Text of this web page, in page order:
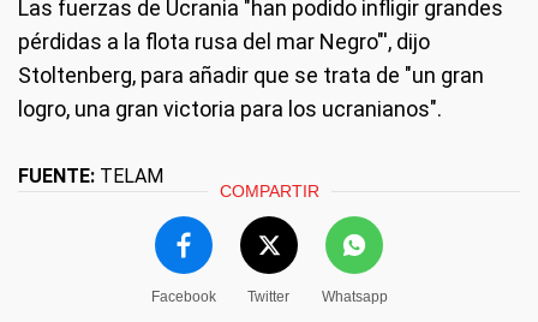
Las fuerzas de Ucrania "han podido infligir grandes
pérdidas a la flota rusa del mar Negro"', dijo
Stoltenberg, para añadir que se trata de "un gran
logro, una gran victoria para los ucranianos".
FUENTE: TELAM
COMPARTIR
Facebook Twitter Whatsapp